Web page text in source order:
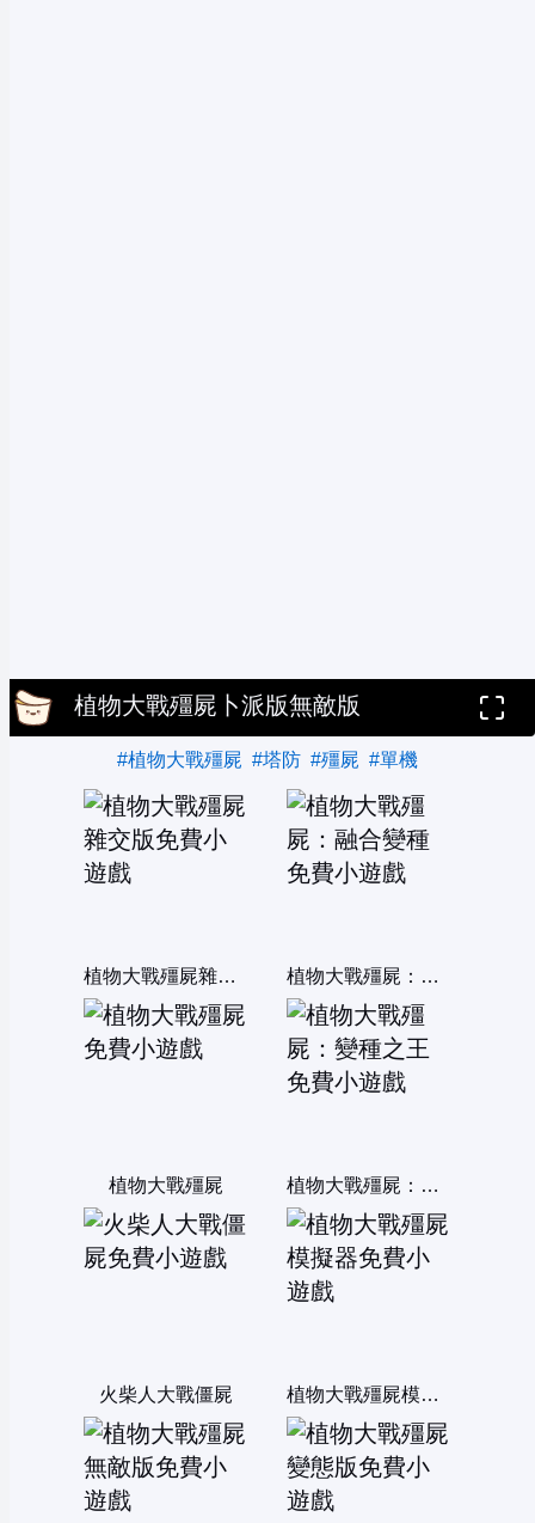
植物大戰殭屍卜派版無敵版
#植物大戰殭屍 #塔防 #殭屍 #單機
植物大戰殭屍雜交版 植物大戰殭屍：融合變種
植物大戰殭屍 植物大戰殭屍：變種之王
火柴人大戰僵屍 植物大戰殭屍模擬器